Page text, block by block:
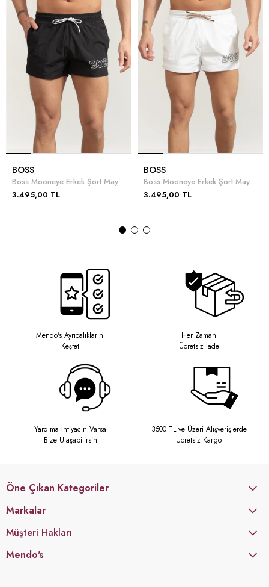
BOSS
Boss Mooneye Erkek Şort Mayo Siyah
3.495,00 TL
BOSS
Boss Mooneye Erkek Şort Mayo Beyaz
3.495,00 TL
Mendo's Ayrıcalıklarını
Keşfet
Her Zaman
Ücretsiz İade
Yardıma İhtiyacın Varsa
Bize Ulaşabilirsin
3500 TL ve Üzeri Alışverişlerde
Ücretsiz Kargo
Öne Çıkan Kategoriler
Markalar
Müşteri Hakları
Mendo's